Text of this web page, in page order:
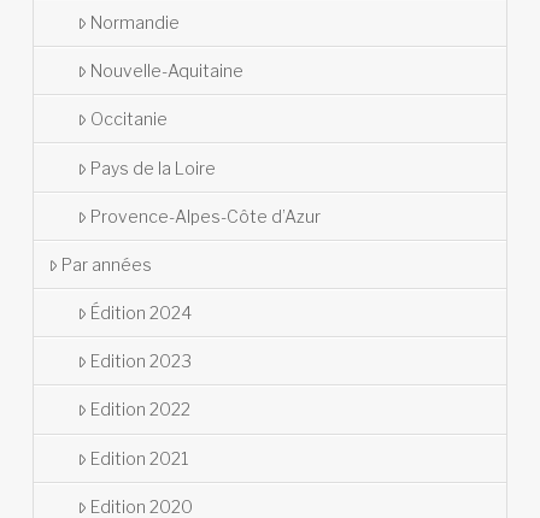
Normandie
Nouvelle-Aquitaine
Occitanie
Pays de la Loire
Provence-Alpes-Côte d’Azur
Par années
Édition 2024
Edition 2023
Edition 2022
Edition 2021
Edition 2020